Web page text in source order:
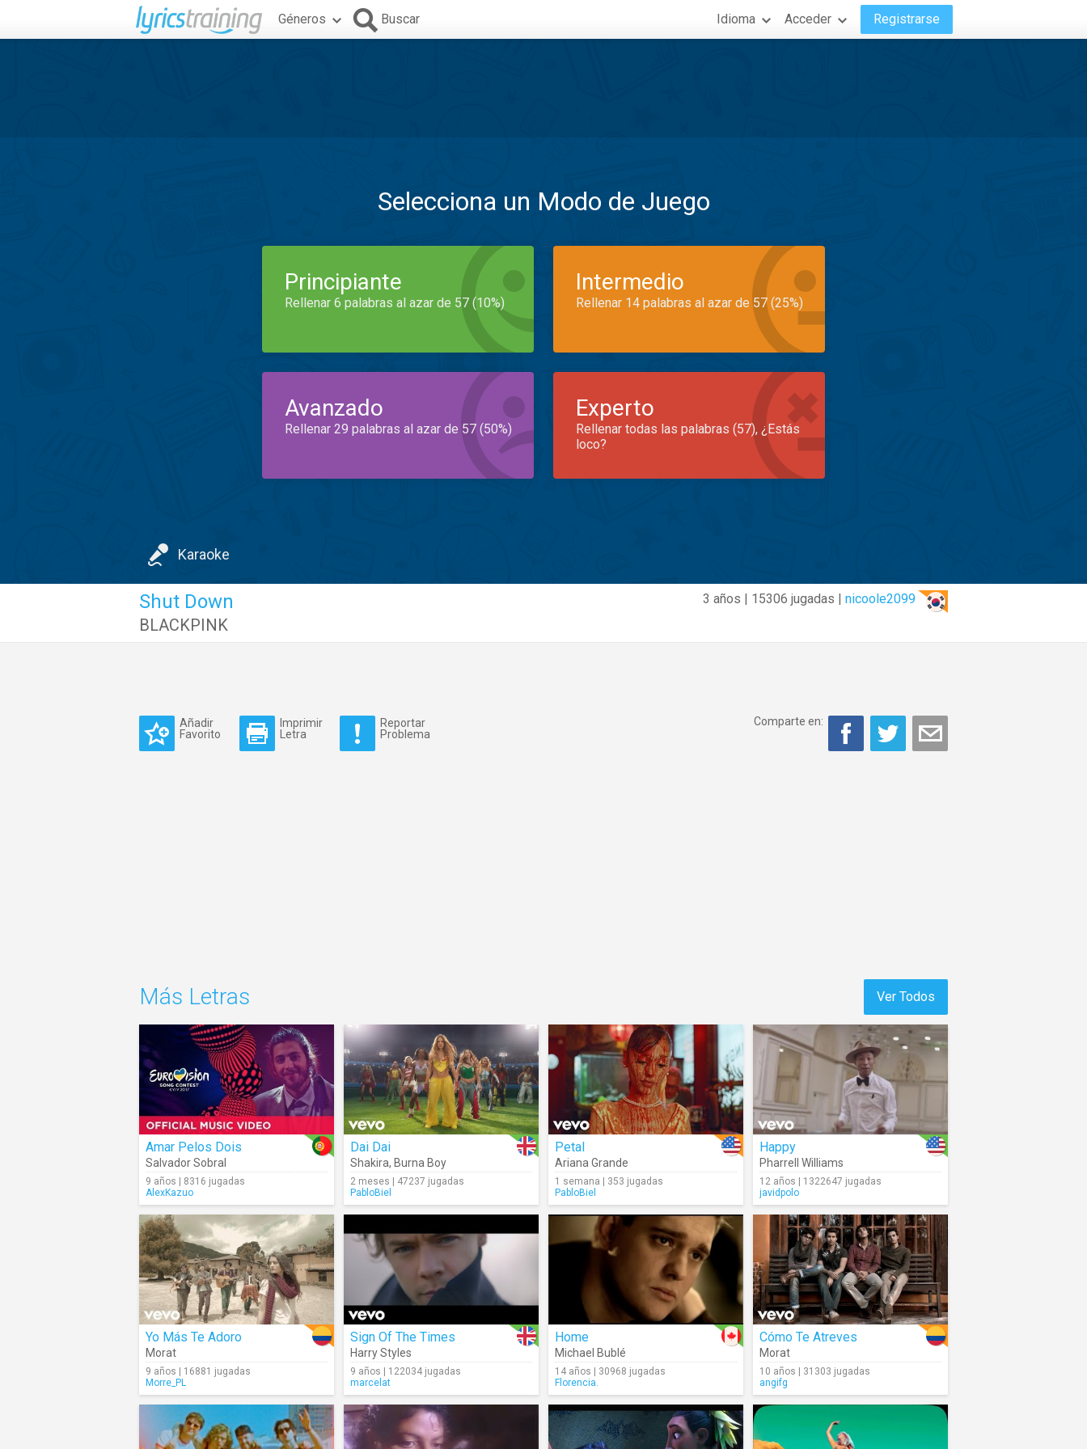
Géneros Buscar Idioma Acceder Registrarse
Selecciona un Modo de Juego
Principiante
Rellenar 6 palabras al azar de 57 (10%)
Intermedio
Rellenar 14 palabras al azar de 57 (25%)
Avanzado
Rellenar 29 palabras al azar de 57 (50%)
Experto
Rellenar todas las palabras (57), ¿Estás
loco?
Karaoke
3 años | 15306 jugadas | nicoole2099
Shut Down
BLACKPINK
Añadir
Favorito
Imprimir
Letra
Reportar
Problema
Comparte en:
Ver Todos
Más Letras
Amar Pelos Dois
Salvador Sobral
9 años | 8316 jugadas
AlexKazuo
Dai Dai
Shakira, Burna Boy
2 meses | 47237 jugadas
PabloBiel
Petal
Ariana Grande
1 semana | 353 jugadas
PabloBiel
Happy
Pharrell Williams
12 años | 1322647 jugadas
javidpolo
Yo Más Te Adoro
Morat
9 años | 16881 jugadas
Morre_PL
Sign Of The Times
Harry Styles
9 años | 122034 jugadas
marcelat
Home
Michael Bublé
14 años | 30968 jugadas
Florencia.
Cómo Te Atreves
Morat
10 años | 31303 jugadas
angifg